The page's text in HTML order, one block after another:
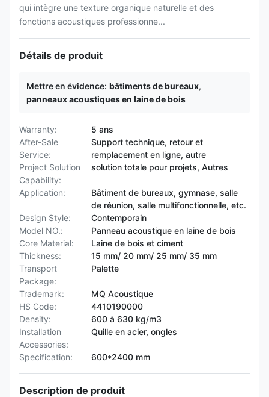
qui intègre une texture organique naturelle et des
fonctions acoustiques professionne...
Détails de produit
Mettre en évidence: bâtiments de bureaux,
panneaux acoustiques en laine de bois
Warranty:
5 ans
After-Sale
Service:
Support technique, retour et
remplacement en ligne, autre
Project Solution
Capability:
solution totale pour projets, Autres
Application:
Bâtiment de bureaux, gymnase, salle
de réunion, salle multifonctionnelle, etc.
Design Style:
Contemporain
Model NO.:
Panneau acoustique en laine de bois
Core Material:
Laine de bois et ciment
Thickness:
15 mm/ 20 mm/ 25 mm/ 35 mm
Transport
Package:
Palette
Trademark:
MQ Acoustique
HS Code:
4410190000
Density:
600 à 630 kg/m3
Installation
Accessories:
Quille en acier, ongles
Specification: 600*2400 mm
Description de produit